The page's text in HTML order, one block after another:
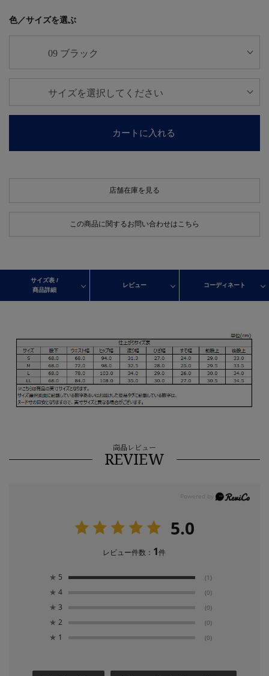
色／サイズを選ぶ
カートに入れる
店舗在庫を見る
この商品に関するお問い合わせはこちら
サイズ表 /
商品詳細
レビュー コーディネート
商品レビュー
REVIEW
5.0
レビュー件数： 1件
★ 5 (1)
★ 4 (0)
★ 3 (0)
★ 2 (0)
★ 1 (0)